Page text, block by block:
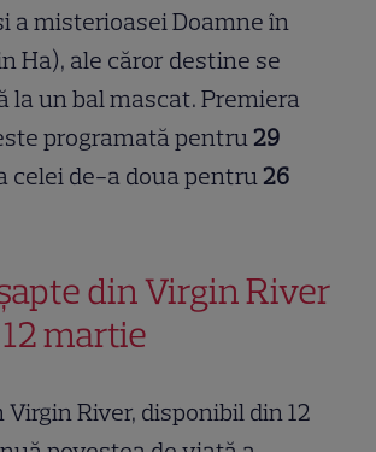
a misterioasei Doamne în
Ha), ale căror destine se
la un bal mascat. Premiera
programată pentru 29
celei de-a doua pentru 26
din Virgin River
martie
Virgin River, disponibil din 12